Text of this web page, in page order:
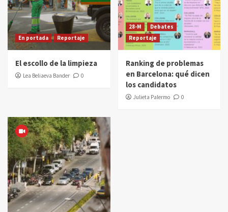
En portada Reportaje
El escollo de la limpieza
Lea Beliaeva Bander 0
28-M
Debates
Reportaje
Ranking de problemas
en Barcelona: qué dicen
los candidatos
Julieta Palermo 0